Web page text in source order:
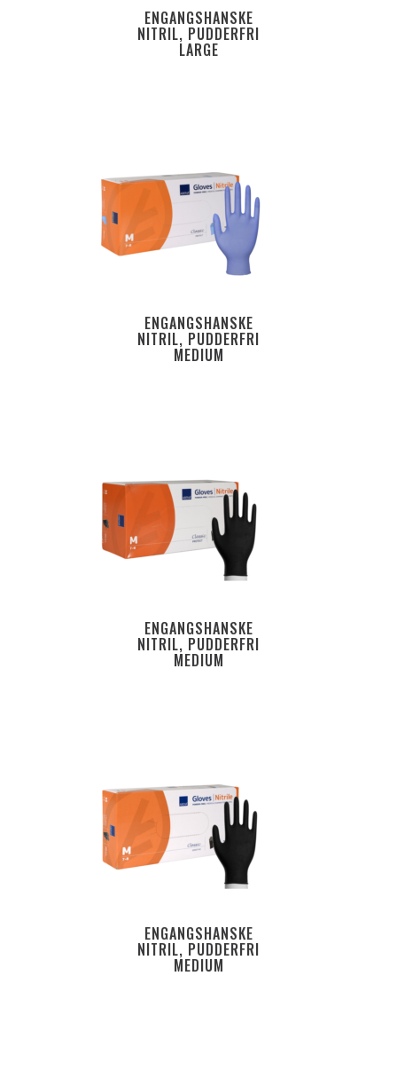
ENGANGSHANSKE
NITRIL, PUDDERFRI
LARGE
ENGANGSHANSKE
NITRIL, PUDDERFRI
MEDIUM
ENGANGSHANSKE
NITRIL, PUDDERFRI
MEDIUM
ENGANGSHANSKE
NITRIL, PUDDERFRI
MEDIUM